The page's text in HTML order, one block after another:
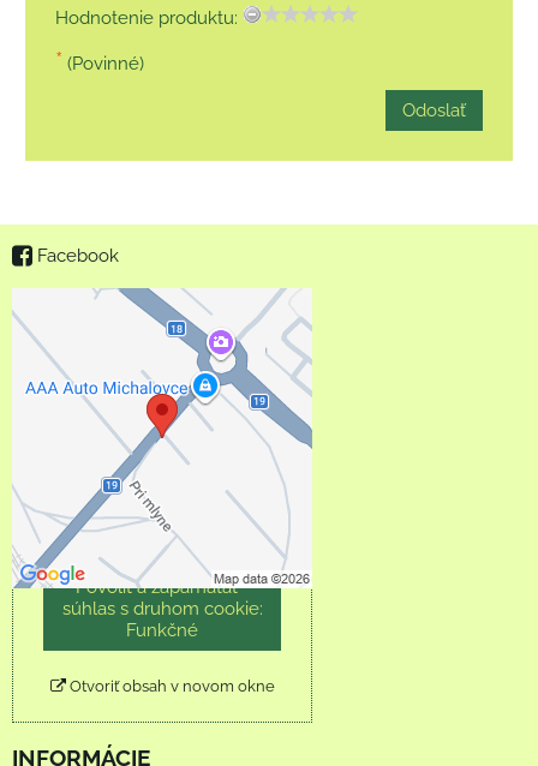
Hodnotenie produktu:
* (Povinné)
Odoslať
Facebook
Externý obsah je
blokovaný Voľbami
súkromia
Prajete si načítať externý
obsah?
Povoliť tentokrát
Povoliť a zapamätať -
súhlas s druhom cookie:
Funkčné
Otvoriť obsah v novom okne
INFORMÁCIE